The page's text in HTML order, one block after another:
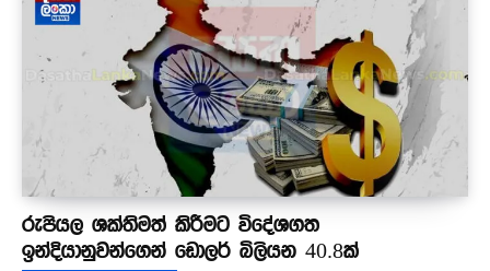
රුපියල ශක්තිමත් කිරීමට විදේශගත
ඉන්දියානුවන්ගෙන් ඩොලර් බිලියන 40.8ක්